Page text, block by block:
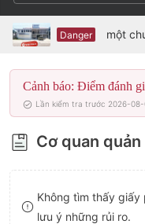
4
5
6
7
8
9
Danger
Cảnh báo: Điểm đánh
Lần kiểm tra trước 2026-
Cơ quan
Không tìm thấy giấy
lưu ý những rủi ro.